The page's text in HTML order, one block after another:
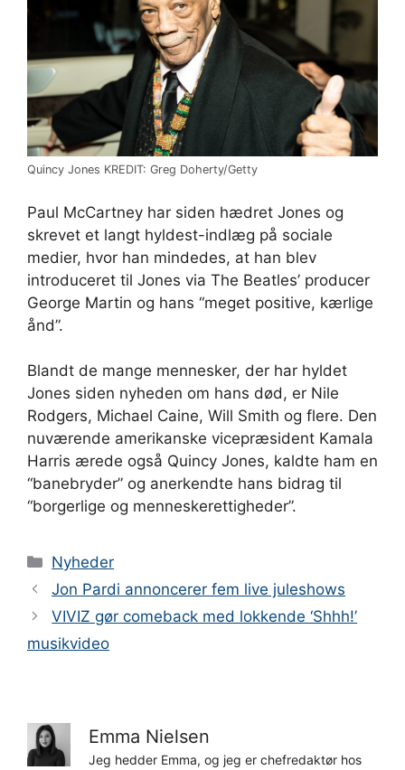
Quincy Jones KREDIT: Greg Doherty/Getty
Paul McCartney har siden hædret Jones og
skrevet et langt hyldest-indlæg på sociale
medier, hvor han mindedes, at han blev
introduceret til Jones via The Beatles’ producer
George Martin og hans “meget positive, kærlige
ånd”.
Blandt de mange mennesker, der har hyldet
Jones siden nyheden om hans død, er Nile
Rodgers, Michael Caine, Will Smith og flere. Den
nuværende amerikanske vicepræsident Kamala
Harris ærede også Quincy Jones, kaldte ham en
“banebryder” og anerkendte hans bidrag til
“borgerlige og menneskerettigheder”.
Kategorier
Nyheder
Jon Pardi annoncerer fem live juleshows
VIVIZ gør comeback med lokkende ‘Shhh!’
musikvideo
Emma Nielsen
Jeg hedder Emma, og jeg er chefredaktør hos